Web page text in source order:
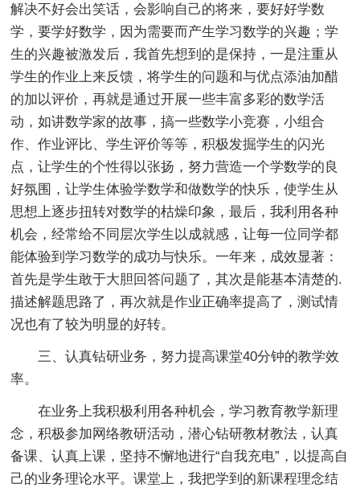
解决不好会出笑话，会影响自己的将来，要好好学数
学，要学好数学，因为需要而产生学习数学的兴趣；学
生的兴趣被激发后，我首先想到的是保持，一是注重从
学生的作业上来反馈，将学生的问题和与优点添油加醋
的加以评价，再就是通过开展一些丰富多彩的数学活
动，如讲数学家的故事，搞一些数学小竞赛，小组合
作、作业评比、学生评价等等，积极发掘学生的闪光
点，让学生的个性得以张扬，努力营造一个学数学的良
好氛围，让学生体验学数学和做数学的快乐，使学生从
思想上逐步扭转对数学的枯燥印象，最后，我利用各种
机会，经常给不同层次学生以成就感，让每一位同学都
能体验到学习数学的成功与快乐。一年来，成效显著：
首先是学生敢于大胆回答问题了，其次是能基本清楚的.
描述解题思路了，再次就是作业正确率提高了，测试情
况也有了较为明显的好转。
三、认真钻研业务，努力提高课堂40分钟的教学效
率。
在业务上我积极利用各种机会，学习教育教学新理
念，积极参加网络教研活动，潜心钻研教材教法，认真
备课、认真上课，坚持不懈地进行“自我充电”，以提高自
己的业务理论水平。课堂上，我把学到的新课程理念结